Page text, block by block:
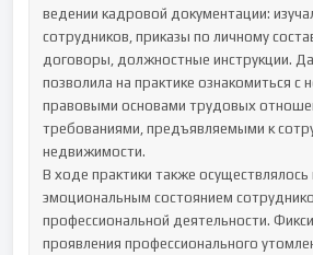
ведении кадровой документации:
сотрудников, приказы по личному
договоры, должностные инструкции.
позволила на практике ознакомиться с
правовыми основами трудовых
требованиями, предъявляемыми к
недвижимости.
В ходе практики также
эмоциональным состоянием
профессиональной деятельности.
проявления профессионального